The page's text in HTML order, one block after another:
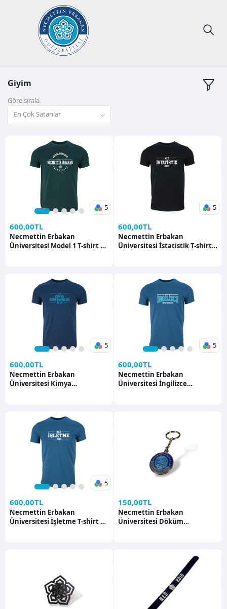
Giyim
Göre sırala
En Çok Satanlar
1 2 3 4 5
5
600,00TL
Necmettin Erbakan
Üniversitesi Model 1 T-shirt T-
5
600,00TL
Necmettin Erbakan
Üniversitesi İstatistik T-shirt
1 2 3 4 5
5
600,00TL
Necmettin Erbakan
Üniversitesi Kimya
1 2 3 4 5
5
600,00TL
Necmettin Erbakan
Üniversitesi İngilizce
1 2 3 4 5
5
600,00TL
Necmettin Erbakan
Üniversitesi İşletme T-shirt T-
150,00TL
Necmettin Erbakan
Üniversitesi Döküm